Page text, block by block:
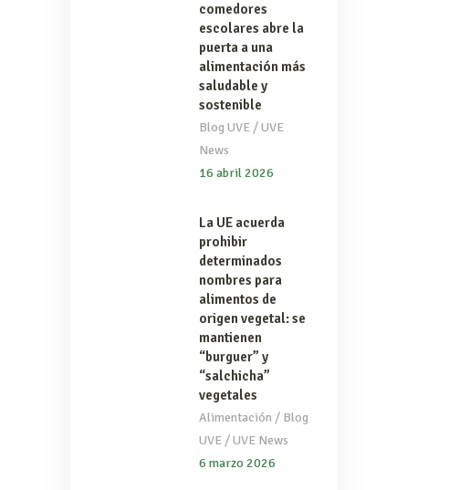
comedores
escolares abre la
puerta a una
alimentación más
saludable y
sostenible
Blog UVE/UVE
News
16 abril 2026
La UE acuerda
prohibir
determinados
nombres para
alimentos de
origen vegetal: se
mantienen
“burguer” y
“salchicha”
vegetales
Alimentación / Blog
UVE/UVE News
6 marzo 2026